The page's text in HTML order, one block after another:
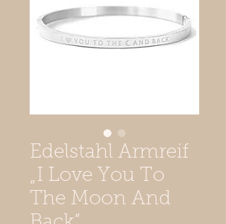
Edelstahl Armreif
„I Love You To
The Moon And